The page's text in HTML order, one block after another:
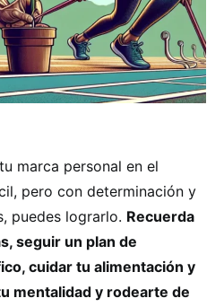
marca personal en el
pero con determinación y
puedes lograrlo. Recuerda
seguir un plan de
cuidar tu alimentación y
mentalidad y rodearte de